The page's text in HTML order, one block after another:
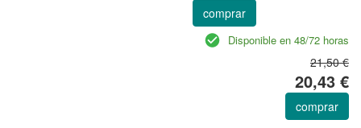
comprar
Disponible en 48/72 horas
21,50 €
20,43 €
comprar